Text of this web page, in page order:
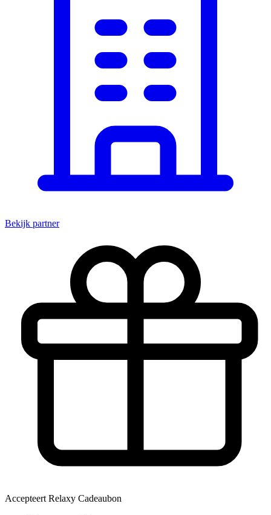
Bekijk partner
Accepteert Relaxy Cadeaubon